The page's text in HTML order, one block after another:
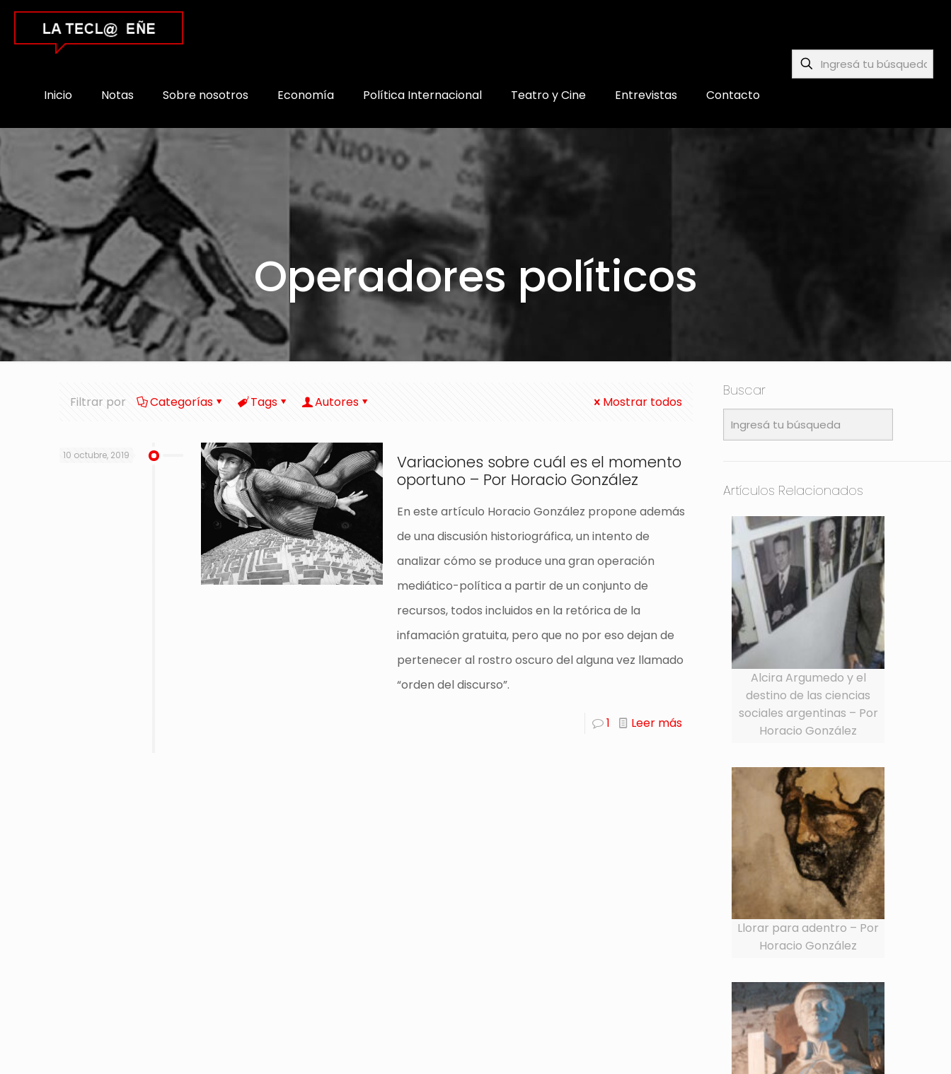
Inicio Notas Sobre nosotros Economía Política Internacional Teatro y Cine Entrevistas Contacto
Operadores políticos
Filtrar por Categorías Tags Autores Mostrar todos
10 octubre, 2019
Variaciones sobre cuál es el momento
oportuno – Por Horacio González
En este artículo Horacio González propone además
de una discusión historiográfica, un intento de
analizar cómo se produce una gran operación
mediático-política a partir de un conjunto de
recursos, todos incluidos en la retórica de la
infamación gratuita, pero que no por eso dejan de
pertenecer al rostro oscuro del alguna vez llamado
“orden del discurso”.
1 Leer más
Buscar
Artículos Relacionados
Alcira Argumedo y el
destino de las ciencias
sociales argentinas – Por
Horacio González
Llorar para adentro – Por
Horacio González